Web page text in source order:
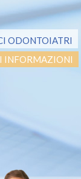
ODONTOIATRI
INFORMAZIONI